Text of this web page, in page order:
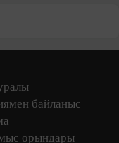
байланыс
орындары